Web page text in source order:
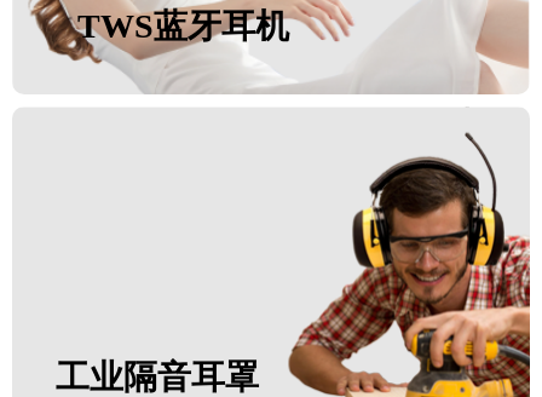
TWS蓝牙耳机
工业隔音耳罩